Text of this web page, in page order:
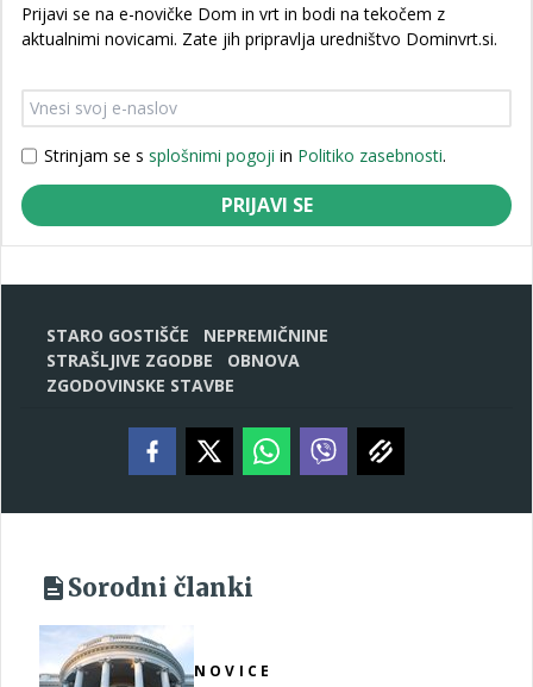
Prijavi se na e-novičke Dom in vrt in bodi na tekočem z
aktualnimi novicami. Zate jih pripravlja uredništvo Dominvrt.si.
Strinjam se s splošnimi pogoji in Politiko zasebnosti.
PRIJAVI SE
STARO GOSTIŠČE
NEPREMIČNINE
STRAŠLJIVE ZGODBE
OBNOVA
ZGODOVINSKE STAVBE
Sorodni članki
NOVICE